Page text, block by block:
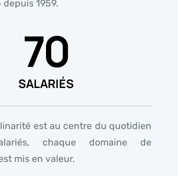
1959.
70
SALARIÉS
est au centre du quotidien
chaque domaine de
mis en valeur.